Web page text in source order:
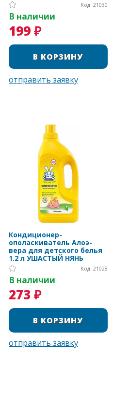
Код: 21030
В наличии
199 ₽
Кондиционер-
ополаскиватель Алоэ-
вера для детского белья
1.2 л УШАСТЫЙ НЯНЬ
Код: 21028
В наличии
273 ₽